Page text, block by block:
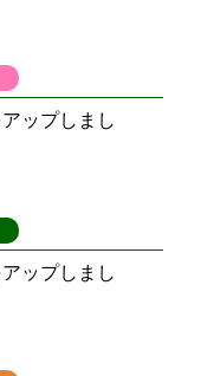
ップしまし
ップしまし